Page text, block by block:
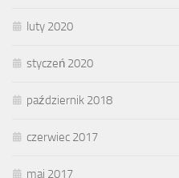
luty 2020
styczeń 2020
październik 2018
czerwiec 2017
maj 2017